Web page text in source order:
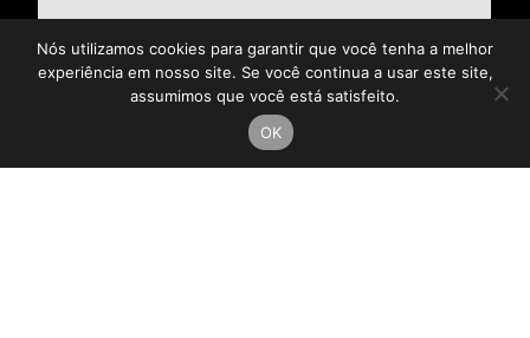
Nós utilizamos cookies para garantir que você tenha a melhor
experiência em nosso site. Se você continua a usar este site,
assumimos que você está satisfeito.
OK